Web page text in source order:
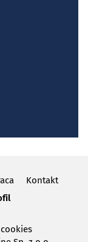
Kontakt